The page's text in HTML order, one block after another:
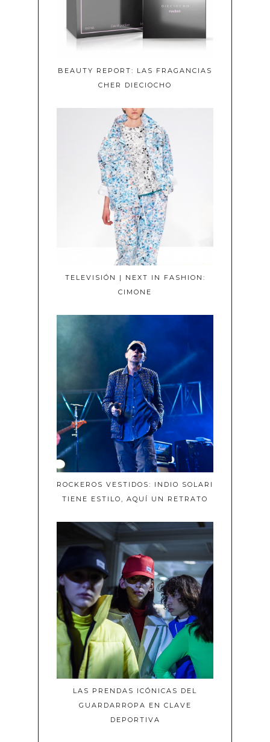
BEAUTY REPORT: LAS FRAGANCIAS
CHER DIECIOCHO
TELEVISIÓN | NEXT IN FASHION:
CIMONE
ROCKEROS VESTIDOS: INDIO SOLARI
TIENE ESTILO, AQUÍ UN RETRATO
LAS PRENDAS ICÓNICAS DEL
GUARDARROPA EN CLAVE
DEPORTIVA